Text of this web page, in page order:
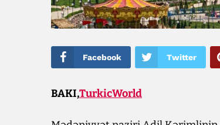
Facebook Twitter
BAKI,TurkicWorld